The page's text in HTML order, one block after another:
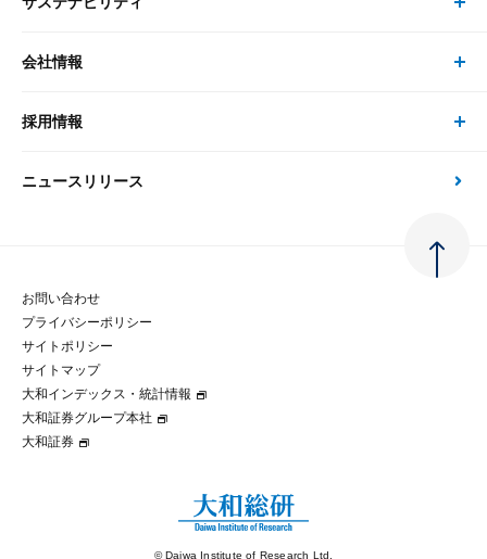
大和総研の強み
先端テクノロジーに基づく新たな価値の創出
政策分析
金融経済教育等
コラム
大和インデックス・統計情報
書籍
セミナー トップ
現在受付中のセミナー・イベント
サステナビリティの取り組み
次世代社会への貢献
マルチステークホルダー方針
パートナーシップ構築宣言
会社情報
会社情報 トップ
会社概要・役員一覧
大和総研の歩み
グループ会社
採用情報
採用情報 トップ
経験者採用
ニュースリリース
お問い合わせ
プライバシーポリシー
サイトポリシー
サイトマップ
大和インデックス・統計情報
大和証券グループ本社
大和証券
© Daiwa Institute of Research Ltd.